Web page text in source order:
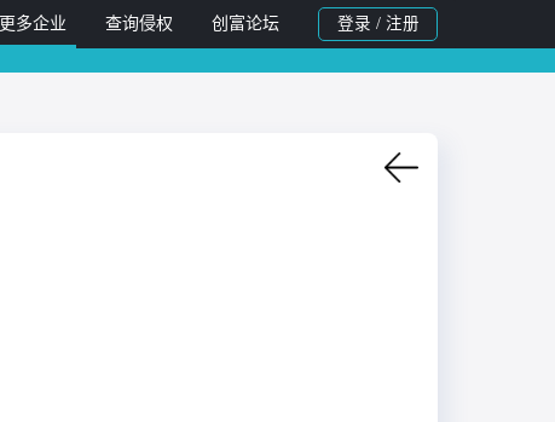
更多企业 查询侵权 创富论坛 登录 / 注册